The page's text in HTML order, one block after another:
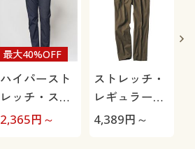
ハイパースト
レッチ・スト
レートシルエ
最大40%OFF
2,365円～
ストレッチ・
レギュラーフ
ィットツータ
4,389円～